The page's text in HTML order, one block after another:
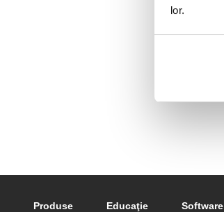
lor.
Produse Educaţie Software